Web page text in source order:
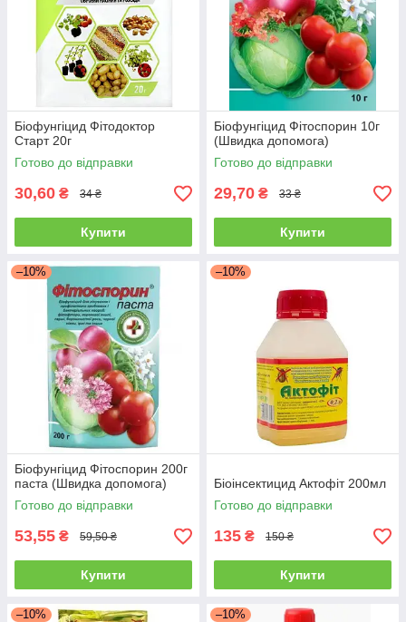
Біофунгіцид Фітодоктор
Старт 20г
Готово до відправки
30,60 ₴ 34 ₴
Купити
Біофунгіцид Фітоспорин 10г
(Швидка допомога)
Готово до відправки
29,70 ₴ 33 ₴
Купити
–10%
Біофунгіцид Фітоспорин 200г
паста (Швидка допомога)
Готово до відправки
53,55 ₴ 59,50 ₴
Купити
–10%
Біоінсектицид Актофіт 200мл
Готово до відправки
135 ₴ 150 ₴
Купити
–10% –10%